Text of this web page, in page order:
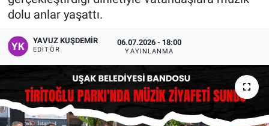
dolu anlar yaşattı.
YAVUZ KUŞDEMIR
EDITÖR
06.07.2026 - 18:00
YAYINLANMA
Resmi İlanlar
Sağlık
Son Dakika
Spor